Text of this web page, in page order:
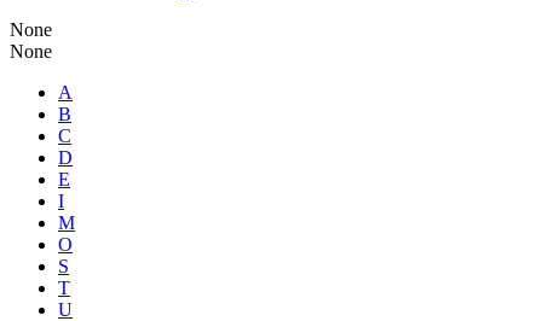
None
None
A
B
C
D
E
I
M
O
S
T
U